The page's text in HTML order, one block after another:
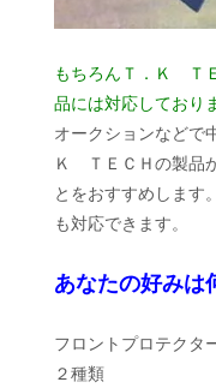
もちろんＴ．Ｋ Ｔ
品には対応しており
オークションなどで
Ｋ ＴＥＣＨの製品
とをおすすめします
も対応できます。
あなたの好みは
フロントプロテクタ
２種類